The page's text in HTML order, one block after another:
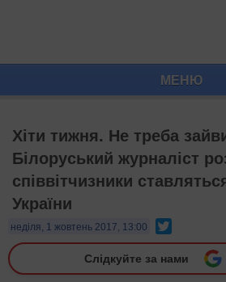
МЕНЮ
Хіти тижня. Не треба
Білоруський журналіст
співвітчизники
України
неділя, 1 жовтень 2017, 13:00
Слідкуйте за нами